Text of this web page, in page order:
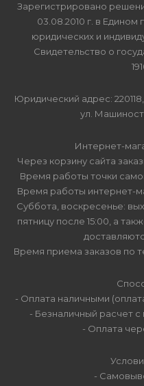
Зарегистрировано
03.08.2010 г. в
юридических и
Свидетельство о
Юридический адрес:
ул.
Интернет-
Через корзину сайта
Время работы точки
Время работы интернет-
Суббота, воскресенье:
пятницу после 15:00, а
Время приема заказов по
- Оплата наличными
- Безналичный расчет
- Оплата
-